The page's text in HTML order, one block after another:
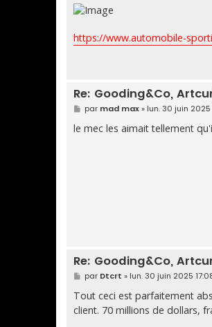
g
e
https://www.automobile-
Re: Gooding&Co,
M
e
s
s
par mad max» lun. 30 juin 2025
le mec les aimait tellement
Re: Gooding&Co,
M
e
s
s
a
par Dtcrt » lun. 30 juin 2025
Tout ceci est parfaitement
client. 70 millions de dollars,